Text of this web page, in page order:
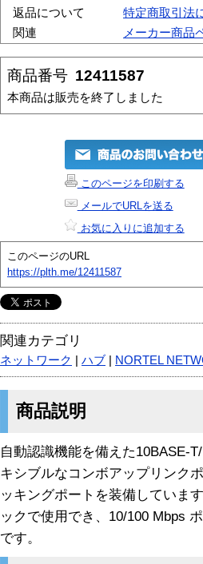
返品について
特定商取引法
関連
メーカー商品
商品番号 12411587
本商品は販売を終了しました
このページを印刷する
メールでURLを送る
お気に入りに追加する
このページのURL
https://plth.me/12411587
関連カテゴリ
ネットワーク ハブ NORTEL
商品説明
自動認識機能を備えた10BASE-
キシブルなコンボアップリンク
ッキングポートを装備していま
ックで使用でき、10/100 Mbps
です。